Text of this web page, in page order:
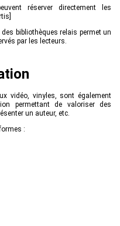
réserver directement les
bibliothèques relais permet un
par les lecteurs.
vidéo, vinyles, sont également
permettant de valoriser des
un auteur, etc.
: